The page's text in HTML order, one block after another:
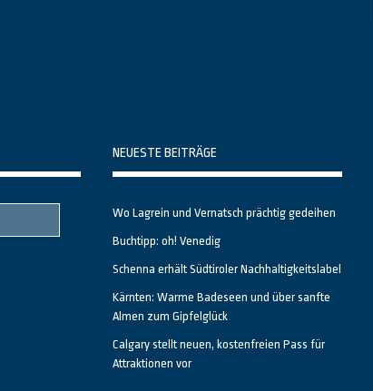
NEUESTE BEITRÄGE
Wo Lagrein und Vernatsch prächtig gedeihen
Buchtipp: oh! Venedig
Schenna erhält Südtiroler Nachhaltigkeitslabel
Kärnten: Warme Badeseen und über sanfte
Almen zum Gipfelglück
Calgary stellt neuen, kostenfreien Pass für
Attraktionen vor